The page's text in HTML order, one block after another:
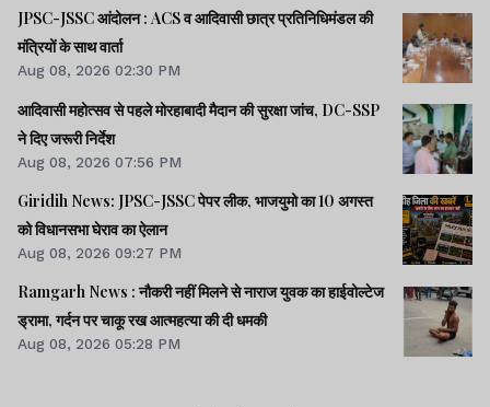
JPSC-JSSC आंदोलन : ACS व आदिवासी छात्र प्रतिनिधिमंडल की
मंत्रियों के साथ वार्ता
Aug 08, 2026 02:30 PM
आदिवासी महोत्सव से पहले मोरहाबादी मैदान की सुरक्षा जांच, DC-SSP
ने दिए जरूरी निर्देश
Aug 08, 2026 07:56 PM
Giridih News: JPSC-JSSC पेपर लीक, भाजयुमो का 10 अगस्त
को विधानसभा घेराव का ऐलान
Aug 08, 2026 09:27 PM
Ramgarh News : नौकरी नहीं मिलने से नाराज युवक का हाईवोल्टेज
ड्रामा, गर्दन पर चाकू रख आत्महत्या की दी धमकी
Aug 08, 2026 05:28 PM